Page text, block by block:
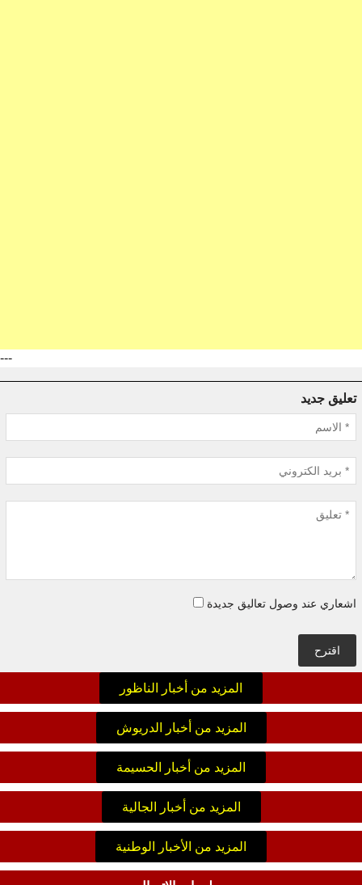
---
تعليق جديد
اشعاري عند وصول تعاليق جديدة
اقترح
المزيد من أخبار الناظور
المزيد من أخبار الدريوش
المزيد من أخبار الحسيمة
المزيد من أخبار الجالية
المزيد من الأخبار الوطنية